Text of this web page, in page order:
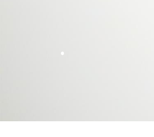
.